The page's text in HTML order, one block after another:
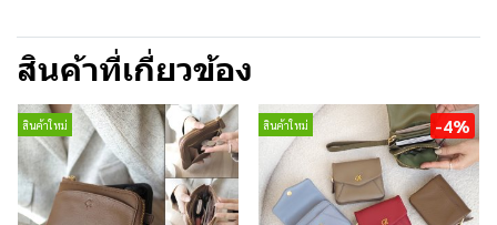
สินค้าที่เกี่ยวข้อง
สินค้าใหม่ สินค้าใหม่ -4%